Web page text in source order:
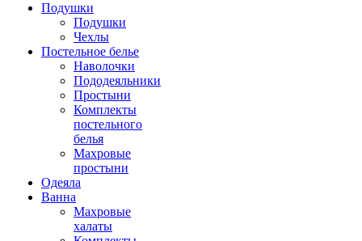
Подушки
Подушки
Чехлы
Постельное белье
Наволочки
Пододеяльники
Простыни
Комплекты
постельного
белья
Махровые
простыни
Одеяла
Ванна
Махровые
халаты